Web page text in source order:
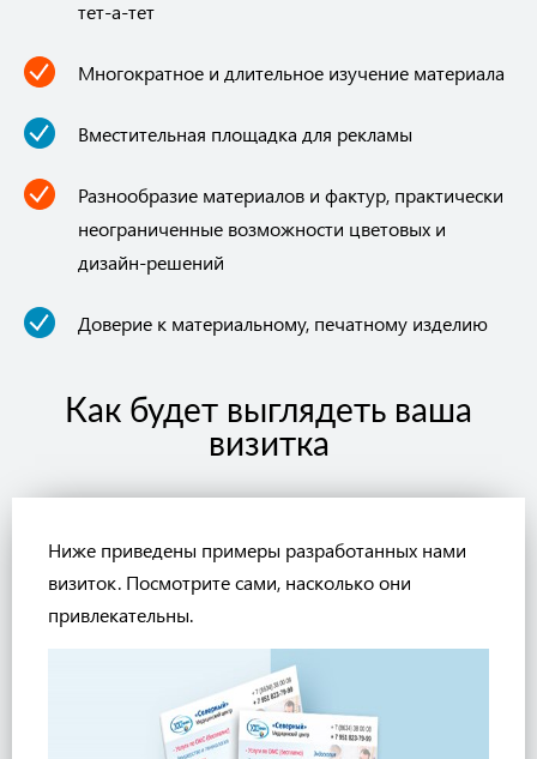
тет-а-тет
Многократное и длительное изучение материала
Вместительная площадка для рекламы
Разнообразие материалов и фактур, практически
неограниченные возможности цветовых и
дизайн-решений
Доверие к материальному, печатному изделию
Как будет выглядеть ваша
визитка
Ниже приведены примеры разработанных нами
визиток. Посмотрите сами, насколько они
привлекательны.